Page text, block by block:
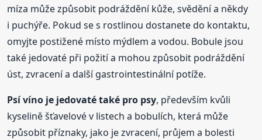
míza může způsobit podráždění kůže, svědění a někdy
i puchýře. Pokud se s rostlinou dostanete do kontaktu,
omyjte postižené místo mýdlem a vodou. Bobule jsou
také jedovaté při požití a mohou způsobit podráždění
úst, zvracení a další gastrointestinální potíže.
Psí víno je jedovaté také pro psy, především kvůli
kyselině šťavelové v listech a bobulích, která může
způsobit příznaky, jako je zvracení, průjem a bolesti